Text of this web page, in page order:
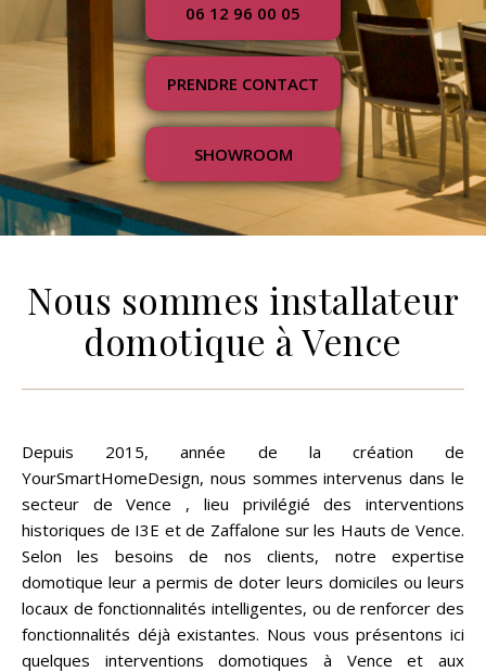
06 12 96 00 05
PRENDRE CONTACT
SHOWROOM
Nous sommes installateur
domotique à Vence
Depuis 2015, année de la création de
YourSmartHomeDesign, nous sommes intervenus dans le
secteur de Vence , lieu privilégié des interventions
historiques de I3E et de Zaffalone sur les Hauts de Vence.
Selon les besoins de nos clients, notre expertise
domotique leur a permis de doter leurs domiciles ou leurs
locaux de fonctionnalités intelligentes, ou de renforcer des
fonctionnalités déjà existantes. Nous vous présentons ici
quelques interventions domotiques à Vence et aux